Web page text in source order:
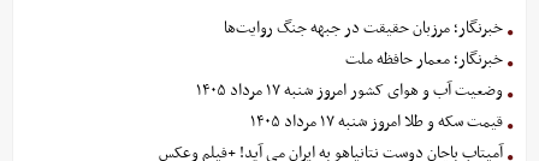
خبرنگار؛ مرزبان حقیقت در جبهه جنگ روایت‌ها
خبرنگار؛ معمار حافظه ملت
وضعیت آب و هوای کشور امروز شنبه ۱۷ مرداد ۱۴۰۵
قیمت سکه و طلا امروز شنبه ۱۷ مرداد ۱۴۰۵
آمیتاب باچان دوست نتانیاهو به ایران می آید! +فیلم وعکس